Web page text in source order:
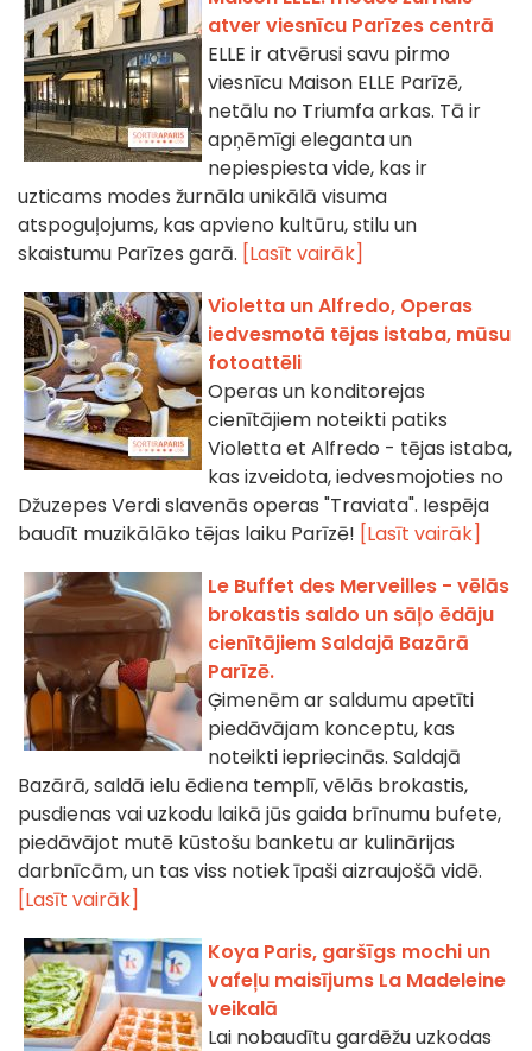
atver viesnīcu Parīzes centrā
ELLE ir atvērusi savu pirmo
viesnīcu Maison ELLE Parīzē,
netālu no Triumfa arkas. Tā ir
apņēmīgi eleganta un
nepiespiesta vide, kas ir
uzticams modes žurnāla unikālā visuma
atspoguļojums, kas apvieno kultūru, stilu un
skaistumu Parīzes garā. [Lasīt vairāk]
Violetta un Alfredo, Operas
iedvesmotā tējas istaba, mūsu
fotoattēli
Operas un konditorejas
cienītājiem noteikti patiks
Violetta et Alfredo - tējas istaba,
kas izveidota, iedvesmojoties no
Džuzepes Verdi slavenās operas "Traviata". Iespēja
baudīt muzikālāko tējas laiku Parīzē! [Lasīt vairāk]
Le Buffet des Merveilles - vēlās
brokastis saldo un sāļo ēdāju
cienītājiem Saldajā Bazārā
Parīzē.
Ģimenēm ar saldumu apetīti
piedāvājam konceptu, kas
noteikti iepriecinās. Saldajā
Bazārā, saldā ielu ēdiena templī, vēlās brokastis,
pusdienas vai uzkodu laikā jūs gaida brīnumu bufete,
piedāvājot mutē kūstošu banketu ar kulinārijas
darbnīcām, un tas viss notiek īpaši aizraujošā vidē.
[Lasīt vairāk]
Koya Paris, garšīgs mochi un
vafeļu maisījums La Madeleine
veikalā
Lai nobaudītu gardēžu uzkodas